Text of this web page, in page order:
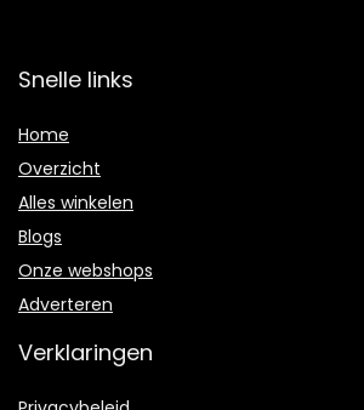
Snelle links
Home
Overzicht
Alles winkelen
Blogs
Onze webshops
Adverteren
Verklaringen